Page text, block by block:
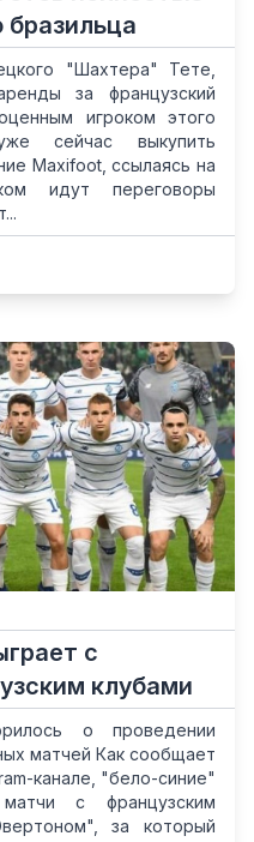
бразильца
"Шахтера" Тете,
за французский
игроком этого
сейчас выкупить
Maxifoot, ссылаясь на
идут переговоры
с
клубами
о проведении
матчей Как сообщает
канале, "бело-синие"
с французским
за который